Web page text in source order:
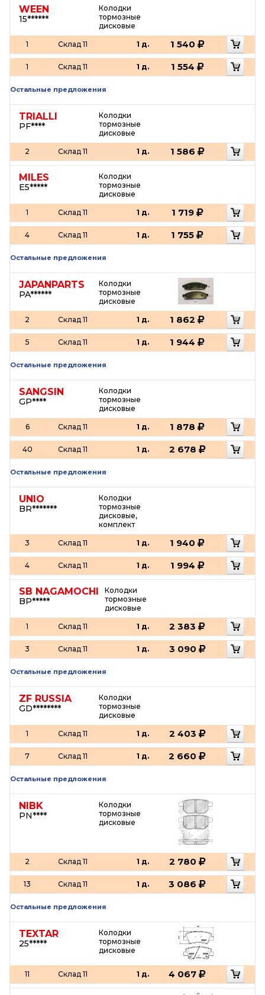
WEEN
15******
Колодки
тормозные
дисковые
1 Склад 11 1 д. 1 540
1 Склад 11 1 д. 1 554
Остальные предложения
TRIALLI
PF****
Колодки
тормозные
дисковые
2 Склад 11 1 д. 1 586
MILES
E5*****
Колодки
тормозные
дисковые
1 Склад 11 1 д. 1 719
4 Склад 11 1 д. 1 755
Остальные предложения
JAPANPARTS
PA******
Колодки
тормозные
дисковые
2 Склад 11 1 д. 1 862
5 Склад 11 1 д. 1 944
Остальные предложения
SANGSIN
GP****
Колодки
тормозные
дисковые
6 Склад 11 1 д. 1 878
40 Склад 11 1 д. 2 678
Остальные предложения
UNIO
BR*******
Колодки
тормозные
дисковые,
комплект
3 Склад 11 1 д. 1 940
4 Склад 11 1 д. 1 994
SB NAGAMOCHI
BP*****
Колодки
тормозные
дисковые
1 Склад 11 1 д. 2 383
3 Склад 11 1 д. 3 090
Остальные предложения
ZF RUSSIA
GD********
Колодки
тормозные
дисковые
1 Склад 11 1 д. 2 403
7 Склад 11 1 д. 2 660
Остальные предложения
NIBK
PN****
Колодки
тормозные
дисковые
2 Склад 11 1 д. 2 780
13 Склад 11 1 д. 3 086
Остальные предложения
TEXTAR
25*****
Колодки
тормозные
дисковые
11 Склад 11 1 д. 4 067